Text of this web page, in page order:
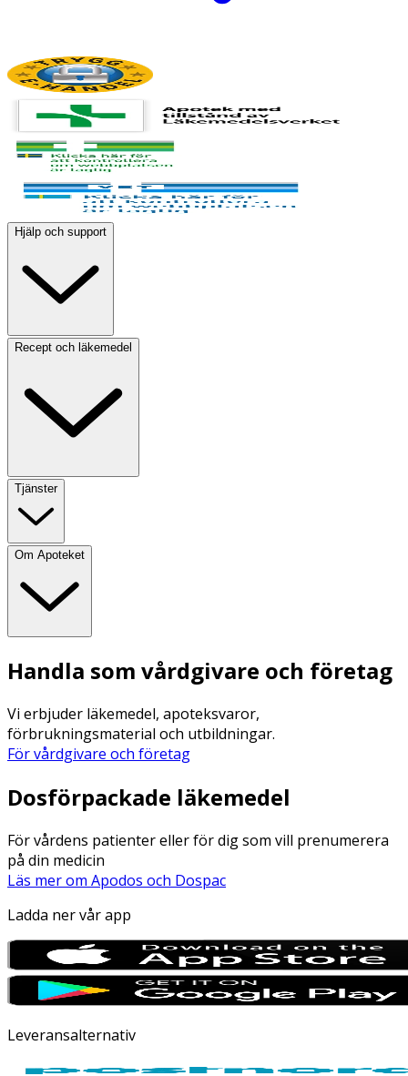
Hjälp och support
Recept och läkemedel
Tjänster
Om Apoteket
Handla som vårdgivare och företag
Vi erbjuder läkemedel, apoteksvaror,
förbrukningsmaterial och utbildningar.
För vårdgivare och företag
Dosförpackade läkemedel
För vårdens patienter eller för dig som vill prenumerera
på din medicin
Läs mer om Apodos och Dospac
Ladda ner vår app
Leveransalternativ